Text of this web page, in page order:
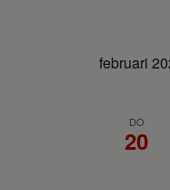
februari
DO
20